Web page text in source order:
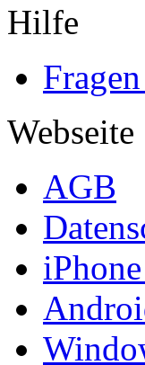
Hilfe
Webseite
AGB